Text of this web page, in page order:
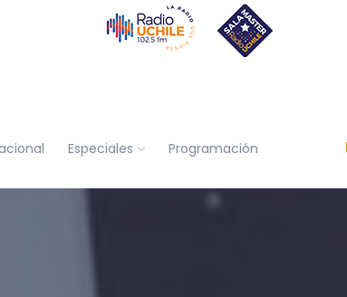
Especiales Programación